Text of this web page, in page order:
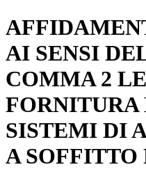
AI SENSI
COMMA 2
FORNITURA
SISTEMI DI
A SOFFITTO